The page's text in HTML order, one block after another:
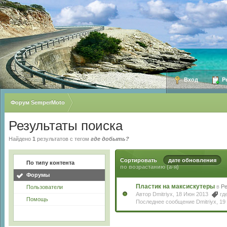
Вход
Форум SemperMoto
Результаты поиска
Найдено 1 результатов с тегом где добыть?
По типу контента
Форумы
Пользователи
Помощь
Сортировать
дате обновления
по возрастанию (а-я)
Пластик на максискутеры в
Автор Dmitriyx , 18 Июн 2013
Последнее сообщение Dmitriyx